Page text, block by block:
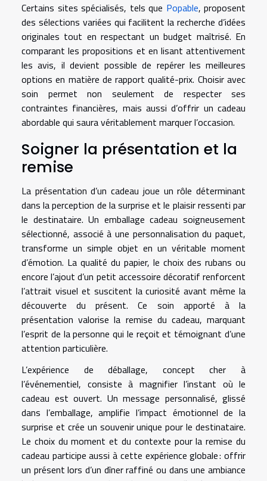
Certains sites spécialisés, tels que Popable, proposent
des sélections variées qui facilitent la recherche d’idées
originales tout en respectant un budget maîtrisé. En
comparant les propositions et en lisant attentivement
les avis, il devient possible de repérer les meilleures
options en matière de rapport qualité-prix. Choisir avec
soin permet non seulement de respecter ses
contraintes financières, mais aussi d’offrir un cadeau
abordable qui saura véritablement marquer l’occasion.
Soigner la présentation et la
remise
La présentation d’un cadeau joue un rôle déterminant
dans la perception de la surprise et le plaisir ressenti par
le destinataire. Un emballage cadeau soigneusement
sélectionné, associé à une personnalisation du paquet,
transforme un simple objet en un véritable moment
d’émotion. La qualité du papier, le choix des rubans ou
encore l’ajout d’un petit accessoire décoratif renforcent
l’attrait visuel et suscitent la curiosité avant même la
découverte du présent. Ce soin apporté à la
présentation valorise la remise du cadeau, marquant
l’esprit de la personne qui le reçoit et témoignant d’une
attention particulière.
L’expérience de déballage, concept cher à
l’événementiel, consiste à magnifier l’instant où le
cadeau est ouvert. Un message personnalisé, glissé
dans l’emballage, amplifie l’impact émotionnel de la
surprise et crée un souvenir unique pour le destinataire.
Le choix du moment et du contexte pour la remise du
cadeau participe aussi à cette expérience globale : offrir
un présent lors d’un dîner raffiné ou dans une ambiance